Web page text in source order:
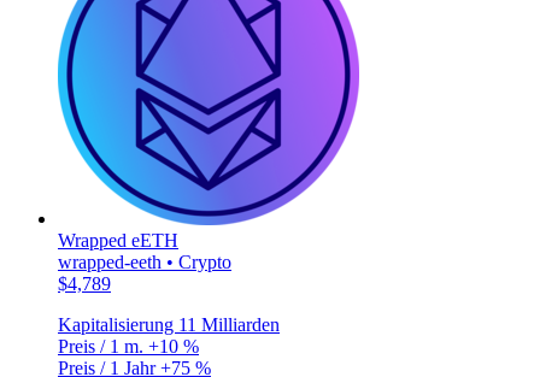
Wrapped eETH
wrapped-eeth • Crypto
$4,789
Kapitalisierung 11 Milliarden
Preis / 1 m. +10 %
Preis / 1 Jahr+75 %